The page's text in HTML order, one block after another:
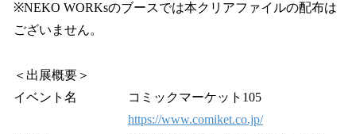
※NEKO WORKsのブースでは本クリアファイルの配布は
ございません。
＜出展概要＞
イベント名 コミックマーケット105
https://www.comiket.co.jp/